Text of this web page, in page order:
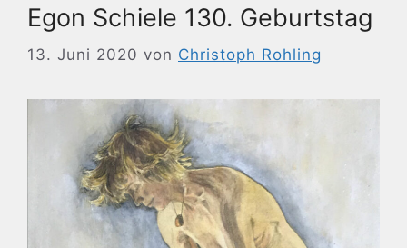
Egon Schiele 130. Geburtstag
13. Juni 2020 von Christoph Rohling